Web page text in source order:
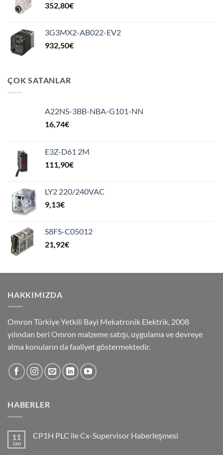
352,80€
3G3MX2-AB022-EV2
932,50€
ÇOK SATANLAR
A22NS-3BB-NBA-G101-NN
16,74€
E3Z-D61 2M
111,90€
LY2 220/240VAC
9,13€
S8FS-C05012
21,92€
HAKKIMIZDA
Omron Türkiye Yetkili Bayi Mekatronik Elektrik, 2008
yılından beri Omron malzeme satışı, uygulama ve devreye
alma konuların da faaliyet göstermektedir.
HABERLER
11
Jan
CP1H PLC ile Cx-Supervisor Haberleşmesi